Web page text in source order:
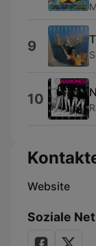
9
10
Website
Soziale